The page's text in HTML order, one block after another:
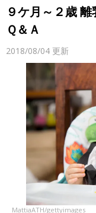
９ケ月～２歳
Ｑ＆Ａ
2018/08/04 更新
MattiaATH/gettyimages